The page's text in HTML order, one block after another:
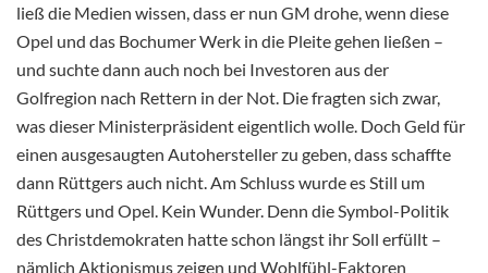
ließ die Medien wissen, dass er nun GM drohe, wenn diese
Opel und das Bochumer Werk in die Pleite gehen ließen –
und suchte dann auch noch bei Investoren aus der
Golfregion nach Rettern in der Not. Die fragten sich zwar,
was dieser Ministerpräsident eigentlich wolle. Doch Geld für
einen ausgesaugten Autohersteller zu geben, dass schaffte
dann Rüttgers auch nicht. Am Schluss wurde es Still um
Rüttgers und Opel. Kein Wunder. Denn die Symbol-Politik
des Christdemokraten hatte schon längst ihr Soll erfüllt –
nämlich Aktionismus zeigen und Wohlfühl-Faktoren